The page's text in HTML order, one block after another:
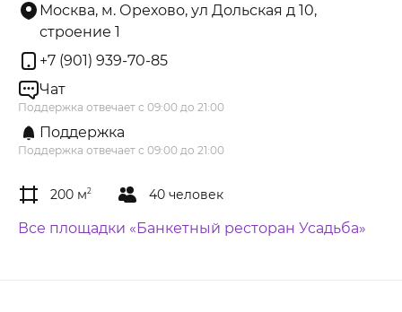
Москва, м. Орехово, ул Дольская д 10,
строение 1
+7 (901) 939-70-85
Чат
Поддержка отвечает с 09:00 до 21:00
Поддержка
Поддержка отвечает с 09:00 до 21:00
200 м2 40 человек
Все площадки «Банкетный ресторан Усадьба»